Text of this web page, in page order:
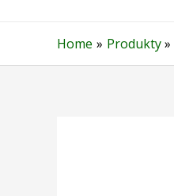
Home Produkty